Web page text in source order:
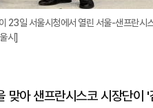
23일 서울시청에서 열린 서울-샌프란시
시]
아 샌프란시스코 시장단이